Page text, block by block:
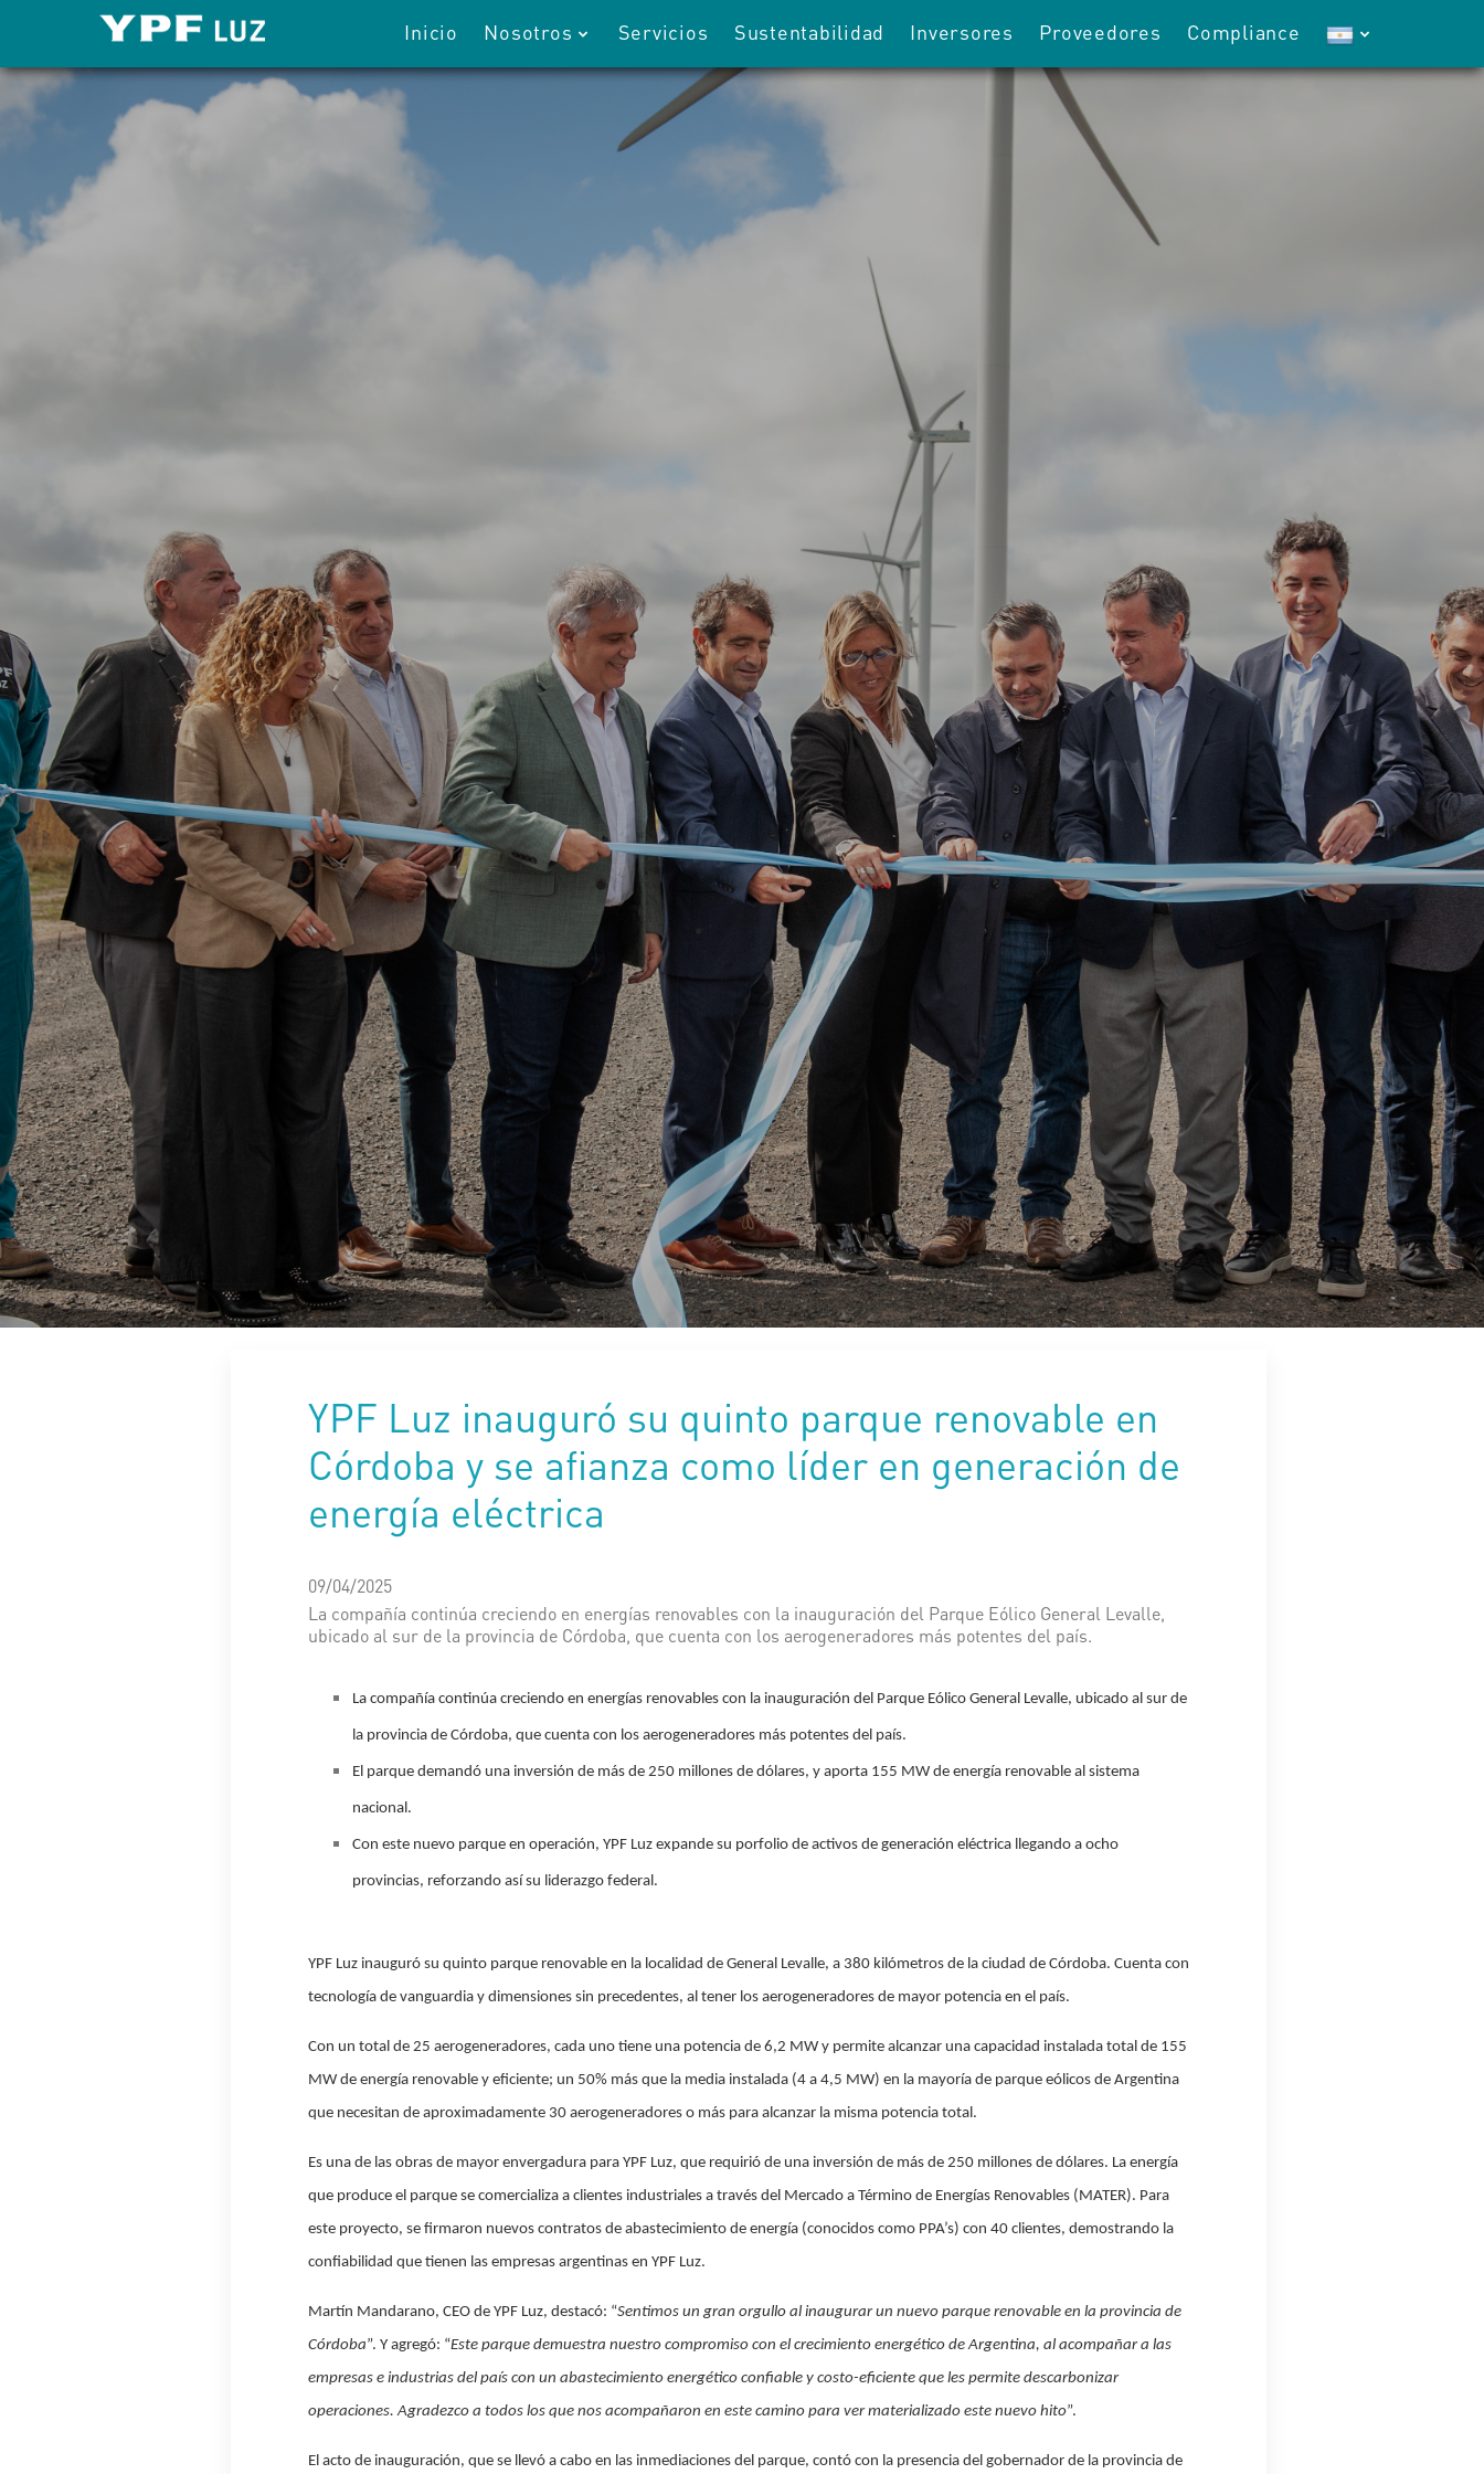
Inicio Nosotros Servicios Sustentabilidad Inversores Proveedores Compliance
YPF Luz inauguró su quinto parque renovable en
Córdoba y se afianza como líder en generación de
energía eléctrica
09/04/2025
La compañía continúa creciendo en energías renovables con la inauguración del Parque Eólico General Levalle,
ubicado al sur de la provincia de Córdoba, que cuenta con los aerogeneradores más potentes del país.
La compañía continúa creciendo en energías renovables con la inauguración del Parque Eólico General Levalle, ubicado al sur de
la provincia de Córdoba, que cuenta con los aerogeneradores más potentes del país.
El parque demandó una inversión de más de 250 millones de dólares, y aporta 155 MW de energía renovable al sistema
nacional.
Con este nuevo parque en operación, YPF Luz expande su porfolio de activos de generación eléctrica llegando a ocho
provincias, reforzando así su liderazgo federal.
YPF Luz inauguró su quinto parque renovable en la localidad de General Levalle, a 380 kilómetros de la ciudad de Córdoba. Cuenta con
tecnología de vanguardia y dimensiones sin precedentes, al tener los aerogeneradores de mayor potencia en el país.
Con un total de 25 aerogeneradores, cada uno tiene una potencia de 6,2 MW y permite alcanzar una capacidad instalada total de 155
MW de energía renovable y eficiente; un 50% más que la media instalada (4 a 4,5 MW) en la mayoría de parque eólicos de Argentina
que necesitan de aproximadamente 30 aerogeneradores o más para alcanzar la misma potencia total.
Es una de las obras de mayor envergadura para YPF Luz, que requirió de una inversión de más de 250 millones de dólares. La energía
que produce el parque se comercializa a clientes industriales a través del Mercado a Término de Energías Renovables (MATER). Para
este proyecto, se firmaron nuevos contratos de abastecimiento de energía (conocidos como PPA’s) con 40 clientes, demostrando la
confiabilidad que tienen las empresas argentinas en YPF Luz.
Martín Mandarano, CEO de YPF Luz, destacó: “Sentimos un gran orgullo al inaugurar un nuevo parque renovable en la provincia de
Córdoba”. Y agregó: “Este parque demuestra nuestro compromiso con el crecimiento energético de Argentina, al acompañar a las
empresas e industrias del país con un abastecimiento energético confiable y costo-eficiente que les permite descarbonizar
operaciones. Agradezco a todos los que nos acompañaron en este camino para ver materializado este nuevo hito”.
El acto de inauguración, que se llevó a cabo en las inmediaciones del parque, contó con la presencia del gobernador de la provincia de